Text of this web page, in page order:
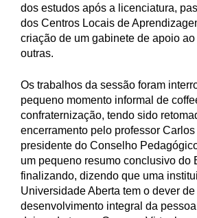
dos estudos após a licenciatura,
dos Centros Locais de
criação de um gabinete de apoio
outras.
Os trabalhos da sessão foram
pequeno momento informal de
confraternização, tendo sido
encerramento pelo professor
presidente do Conselho
um pequeno resumo conclusivo do
finalizando, dizendo que uma
Universidade Aberta tem o dever de
desenvolvimento integral da